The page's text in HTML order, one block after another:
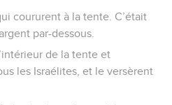
coururent à la tente. C’était
par-dessous.
de la tente et
les Israélites, et le versèrent